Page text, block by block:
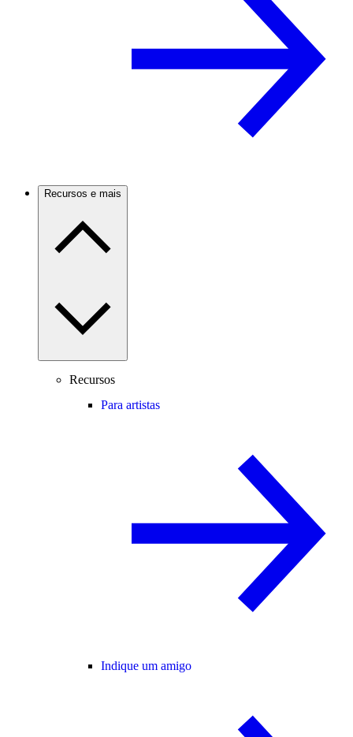
Recursos e mais
Recursos
Para artistas
Indique um amigo